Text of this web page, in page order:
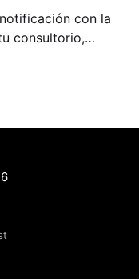
con la
consultorio,